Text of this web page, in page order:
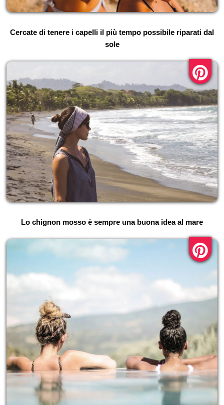
Cercate di tenere i capelli il più tempo possibile riparati dal
sole
Lo chignon mosso è sempre una buona idea al mare